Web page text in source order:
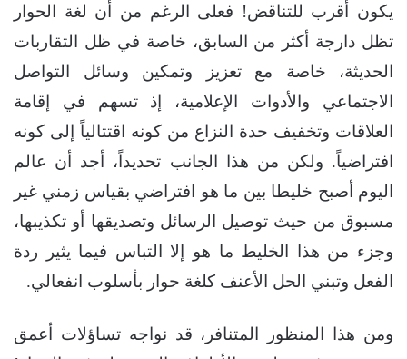
يكون أقرب للتناقض! فعلى الرغم من أن لغة الحوار
تظل دارجة أكثر من السابق، خاصة في ظل التقاربات
الحديثة، خاصة مع تعزيز وتمكين وسائل التواصل
الاجتماعي والأدوات الإعلامية، إذ تسهم في إقامة
العلاقات وتخفيف حدة النزاع من كونه اقتتالياً إلى كونه
افتراضياً. ولكن من هذا الجانب تحديداً، أجد أن عالم
اليوم أصبح خليطا بين ما هو افتراضي بقياس زمني غير
مسبوق من حيث توصيل الرسائل وتصديقها أو تكذيبها،
وجزء من هذا الخليط ما هو إلا التباس فيما يثير ردة
الفعل وتبني الحل الأعنف كلغة حوار بأسلوب انفعالي.
ومن هذا المنظور المتنافر، قد نواجه تساؤلات أعمق